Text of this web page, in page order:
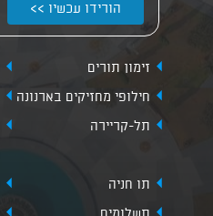
הורידו עכשיו >>
זימון תורים
חילופי מחזיקים בארנונה
תל-קריירה
תו חניה